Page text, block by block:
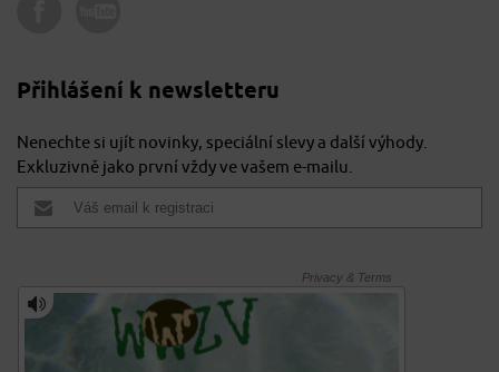
Přihlášení k newsletteru
Nenechte si ujít novinky, speciální slevy a další výhody.
Exkluzivně jako první vždy ve vašem e-mailu.